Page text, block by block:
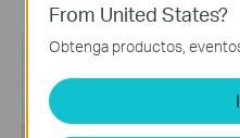
From United States?
Obtenga productos,